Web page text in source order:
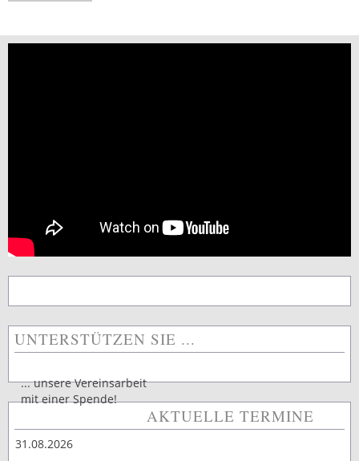
UNTERSTÜTZEN SIE ...
... unsere Vereinsarbeit
mit einer Spende!
AKTUELLE TERMINE
31.08.2026